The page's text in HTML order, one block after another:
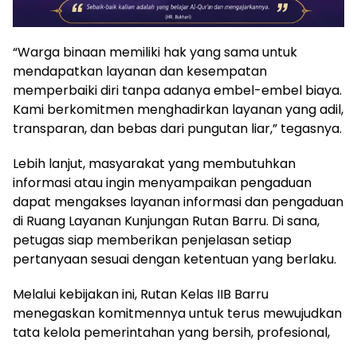
“Warga binaan memiliki hak yang sama untuk
mendapatkan layanan dan kesempatan
memperbaiki diri tanpa adanya embel-embel biaya.
Kami berkomitmen menghadirkan layanan yang adil,
transparan, dan bebas dari pungutan liar,” tegasnya.
Lebih lanjut, masyarakat yang membutuhkan
informasi atau ingin menyampaikan pengaduan
dapat mengakses layanan informasi dan pengaduan
di Ruang Layanan Kunjungan Rutan Barru. Di sana,
petugas siap memberikan penjelasan setiap
pertanyaan sesuai dengan ketentuan yang berlaku.
Melalui kebijakan ini, Rutan Kelas IIB Barru
menegaskan komitmennya untuk terus mewujudkan
tata kelola pemerintahan yang bersih, profesional,